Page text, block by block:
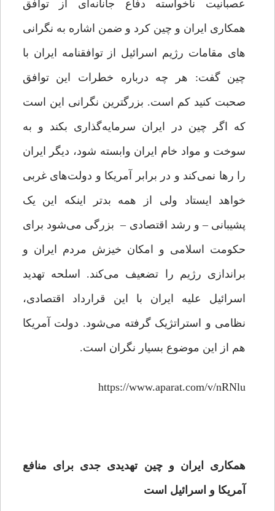
عصبانیت ناخواسته دفاع جانانه‌ای از توافق
همکاری ایران و چین کرد و ضمن اشاره به نگرانی
های مقامات رژیم اسرائیل از توافقنامه ایران با
چین گفت: هر چه درباره خطرات این توافق
صحبت کنید کم است. بزرگترین نگرانی این است
که اگر چین در ایران سرمایه‌گذاری بکند و به
سوخت و مواد خام ایران وابسته شود، دیگر ایران
را رها نمی‌کند و در برابر آمریکا و دولت‌های غربی
خواهد ایستاد ولی از همه بدتر اینکه این یک
پشیبانی – و رشد اقتصادی – بزرگی می‌شود برای
حکومت اسلامی و امکان خیزش مردم ایران و
براندازی رژیم را تضعیف می‌کند. اسلحه تهدید
اسرائیل علیه ایران با این قرارداد اقتصادی،
نظامی و استراتژیک گرفته می‌شود. دولت آمریکا
هم از این موضوع بسیار نگران است.
https://www.aparat.com/v/nRNlu
همکاری ایران و چین تهدیدی جدی برای منافع
آمریکا و اسرائیل است